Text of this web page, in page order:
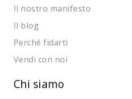
Il nostro manifesto
Il blog
Perché fidarti
Vendi con noi
Chi siamo